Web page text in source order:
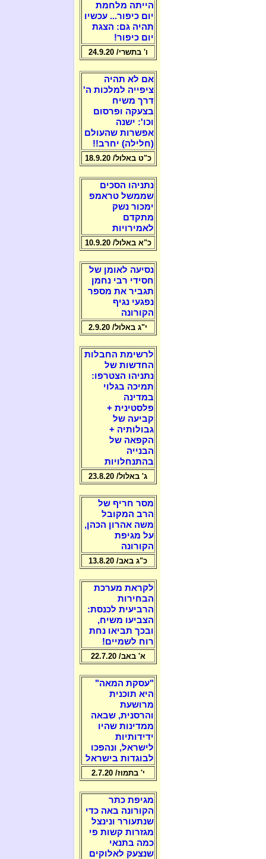
הייתה מלחמת
יום כיפור... עכשיו
תהיה גם: הצגת
יום כיפור!
ו' בתשרי/ 24.9.20
אם לא תהיה
ציפייה למלכות ה'
דרך משיח
בצעקה ופרסום
וכו': ישנה
אפשרות שהעולם
(חלילה) יחרב!!
כ"ט באלול/ 18.9.20
נתניהו הסכים
שממשל טראמפ
ימכור נשק
מתקדם
לאמירויות
כ"א באלול/ 10.9.20
נסיעה לאומן של
חסידי רבי נחמן
תגביר את מספר
נפגעי נגיף
הקורונה
י"ג באלול/ 2.9.20
לרשימת החבלות
החדשות של
נתניהו הצטרפו:
תמיכה בגלוי
במדינה
פלסטינית +
קביעה של
גבולותיה +
הקפאה של
הבנייה
בהתנחלויות
ג' באלול/ 23.8.20
מסר חריף של
הרב המקובל
משה אהרון הכהן,
על מגיפת
הקורונה
כ"ג באב/ 13.8.20
לקראת מערכת
הבחירות
הרביעית לכנסת:
הצביעו משיח,
ובכך תביאו נחת
רוח לשמיים!
א' באב/ 22.7.20
"עסקת המאה"
היא תוכנית
מרושעת
והרסנית, שבאה
ממדינות שהיו
ידידותיות
לישראל, ונהפכו
לבוגדות בישראל
י' בתמוז/ 2.7.20
מגיפת כתר
הקורונה באה כדי
שנתעורר ונינצל
מגזרות קשות פי
כמה בתנאי
שנצעק לאלוקים